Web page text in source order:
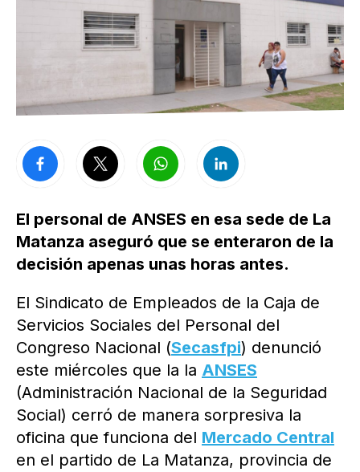
El personal de ANSES en esa sede de La
Matanza aseguró que se enteraron de la
decisión apenas unas horas antes.
El Sindicato de Empleados de la Caja de
Servicios Sociales del Personal del
Congreso Nacional (Secasfpi) denunció
este miércoles que la la ANSES
(Administración Nacional de la Seguridad
Social) cerró de manera sorpresiva la
oficina que funciona del Mercado Central
en el partido de La Matanza, provincia de